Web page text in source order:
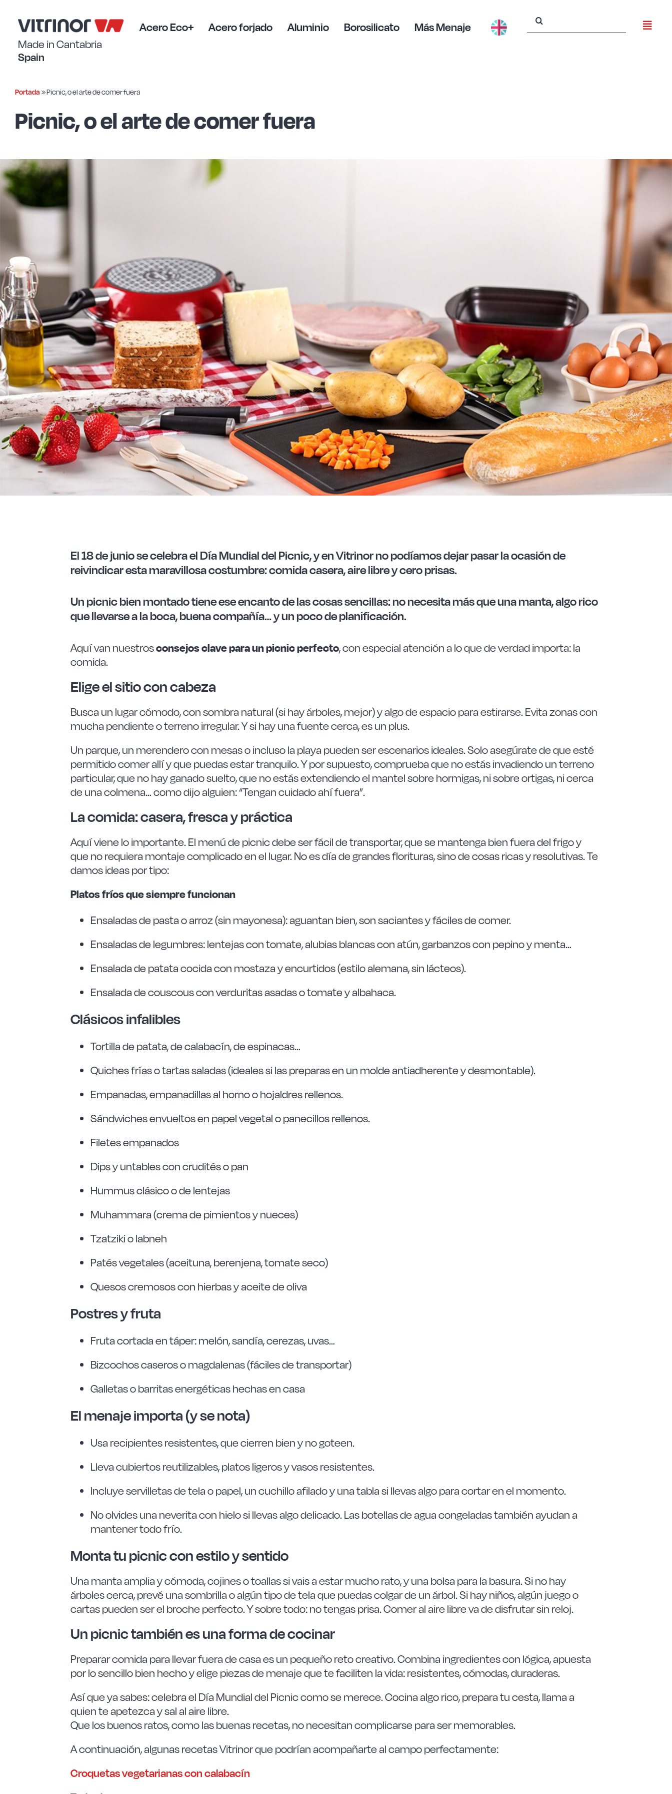
contenido
Made in Cantabria
Spain
Acero Eco+ Acero forjado Aluminio Borosilicato Más Menaje
Portada»Picnic, o el arte de comer fuera
Picnic, o el arte de comer fuera
El 18 de junio se celebra el Día Mundial del Picnic, y en Vitrinor no podíamos dejar pasar la ocasión de
reivindicar esta maravillosa costumbre: comida casera, aire libre y cero prisas.
Un picnic bien montado tiene ese encanto de las cosas sencillas: no necesita más que una manta, algo rico
que llevarse a la boca, buena compañía… y un poco de planificación.
Aquí van nuestrosconsejos clave para un picnic perfecto, con especial atención a lo que de verdad importa: la
comida.
Elige el sitio con cabeza
Busca un lugar cómodo, con sombra natural (si hay árboles, mejor) y algo de espacio para estirarse. Evita zonas con
mucha pendiente o terreno irregular. Y si hay una fuente cerca, es un plus.
Un parque, un merendero con mesas o incluso la playa pueden ser escenarios ideales. Solo asegúrate de que esté
permitido comer allí y que puedas estar tranquilo. Y por supuesto, comprueba que no estás invadiendo un terreno
particular, que no hay ganado suelto, que no estás extendiendo el mantel sobre hormigas, ni sobre ortigas, ni cerca
de una colmena… como dijo alguien: “Tengan cuidado ahí fuera”.
La comida: casera, fresca y práctica
Aquí viene lo importante. El menú de picnic debe ser fácil de transportar, que se mantenga bien fuera del frigo y
que no requiera montaje complicado en el lugar. No es día de grandes florituras, sino de cosas ricas y resolutivas. Te
damos ideas por tipo:
Platos fríos que siempre funcionan
Ensaladas de pasta o arroz (sin mayonesa): aguantan bien, son saciantes y fáciles de comer.
Ensaladas de legumbres: lentejas con tomate, alubias blancas con atún, garbanzos con pepino y menta…
Ensalada de patata cocida con mostaza y encurtidos (estilo alemana, sin lácteos).
Ensalada de couscous con verduritas asadas o tomate y albahaca.
Clásicos infalibles
Tortilla de patata, de calabacín, de espinacas…
Quiches frías o tartas saladas (ideales si las preparas en un molde antiadherente y desmontable).
Empanadas, empanadillas al horno o hojaldres rellenos.
Sándwiches envueltos en papel vegetal o panecillos rellenos.
Filetes empanados
Dips y untables con crudités o pan
Hummus clásico o de lentejas
Muhammara (crema de pimientos y nueces)
Tzatziki o labneh
Patés vegetales (aceituna, berenjena, tomate seco)
Quesos cremosos con hierbas y aceite de oliva
Postres y fruta
Fruta cortada en táper: melón, sandía, cerezas, uvas…
Bizcochos caseros o magdalenas (fáciles de transportar)
Galletas o barritas energéticas hechas en casa
El menaje importa (y se nota)
Usa recipientes resistentes, que cierren bien y no goteen.
Lleva cubiertos reutilizables, platos ligeros y vasos resistentes.
Incluye servilletas de tela o papel, un cuchillo afilado y una tabla si llevas algo para cortar en el momento.
No olvides una neverita con hielo si llevas algo delicado. Las botellas de agua congeladas también ayudan a
mantener todo frío.
Monta tu picnic con estilo y sentido
Una manta amplia y cómoda, cojines o toallas si vais a estar mucho rato, y una bolsa para la basura. Si no hay
árboles cerca, prevé una sombrilla o algún tipo de tela que puedas colgar de un árbol. Si hay niños, algún juego o
cartas pueden ser el broche perfecto. Y sobre todo: no tengas prisa. Comer al aire libre va de disfrutar sin reloj.
Un picnic también es una forma de cocinar
Preparar comida para llevar fuera de casa es un pequeño reto creativo. Combina ingredientes con lógica, apuesta
por lo sencillo bien hecho y elige piezas de menaje que te faciliten la vida: resistentes, cómodas, duraderas.
Así que ya sabes: celebra el Día Mundial del Picnic como se merece. Cocina algo rico, prepara tu cesta, llama a
quien te apetezca y sal al aire libre.
Que los buenos ratos, como las buenas recetas, no necesitan complicarse para ser memorables.
A continuación, algunas recetas Vitrinor que podrían acompañarte al campo perfectamente:
Croquetas vegetarianas con calabacín